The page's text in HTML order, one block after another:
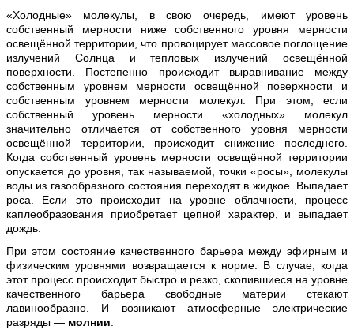
«Холодные» молекулы, в свою очередь, имеют уровень
собственный мерности ниже собственного уровня мерности
освещённой территории, что провоцирует массовое поглощение
излучений Солнца и тепловых излучений освещённой
поверхности. Постепенно происходит выравнивание между
собственным уровнем мерности освещённой поверхности и
собственным уровнем мерности молекул. При этом, если
собственный уровень мерности «холодных» молекул
значительно отличается от собственного уровня мерности
освещённой территории, происходит снижение последнего.
Когда собственный уровень мерности освещённой территории
опускается до уровня, так называемой, точки «росы», молекулы
воды из газообразного состояния переходят в жидкое. Выпадает
роса. Если это происходит на уровне облачности, процесс
каплеобразования приобретает цепной характер, и выпадает
дождь.
При этом состояние качественного барьера между эфирным и
физическим уровнями возвращается к норме. В случае, когда
этот процесс происходит быстро и резко, скопившиеся на уровне
качественного барьера свободные материи стекают
лавинообразно. И возникают атмосферные электрические
разряды — молнии